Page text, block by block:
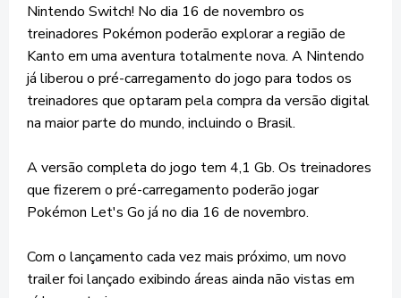
Nintendo Switch! No dia 16 de novembro os
treinadores Pokémon poderão explorar a região de
Kanto em uma aventura totalmente nova. A Nintendo
já liberou o pré-carregamento do jogo para todos os
treinadores que optaram pela compra da versão digital
na maior parte do mundo, incluindo o Brasil.
A versão completa do jogo tem 4,1 Gb. Os treinadores
que fizerem o pré-carregamento poderão jogar
Pokémon Let's Go já no dia 16 de novembro.
Com o lançamento cada vez mais próximo, um novo
trailer foi lançado exibindo áreas ainda não vistas em